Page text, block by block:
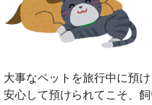
大事なペットを旅行中に預け
安心して預けられてこそ、